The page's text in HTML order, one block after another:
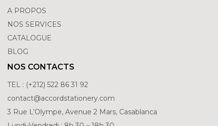
A PROPOS
NOS SERVICES
CATALOGUE
BLOG
NOS CONTACTS
TEL : (+212) 522 86 31 92
contact@accordstationery.com
3 Rue L’Olympe, Avenue 2 Mars, Casablanca